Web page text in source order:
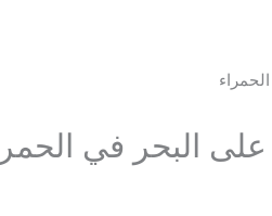
البحر في